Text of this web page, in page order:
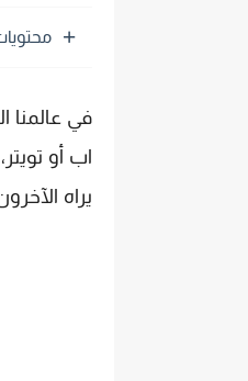
في عالمنا
اب أو
يراه